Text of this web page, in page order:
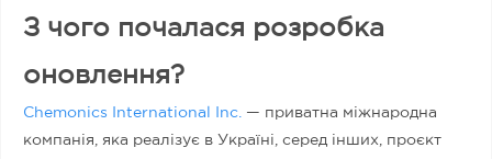
З чого почалася розробка
оновлення?
Chemonics International Inc. — приватна міжнародна
компанія, яка реалізує в Україні, серед інших, проєкт